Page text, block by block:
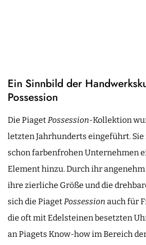
Ein Sinnbild der
Possession
Die PiagetPossession-Kollektion
letzten Jahrhunderts eingeführt.
schon farbenfrohen Unternehmen
Element hinzu. Durch ihr
ihre zierliche Größe und die
sich die PiagetPossession auch für
die oft mit Edelsteinen besetzten
an Piagets Know-how im Bereich